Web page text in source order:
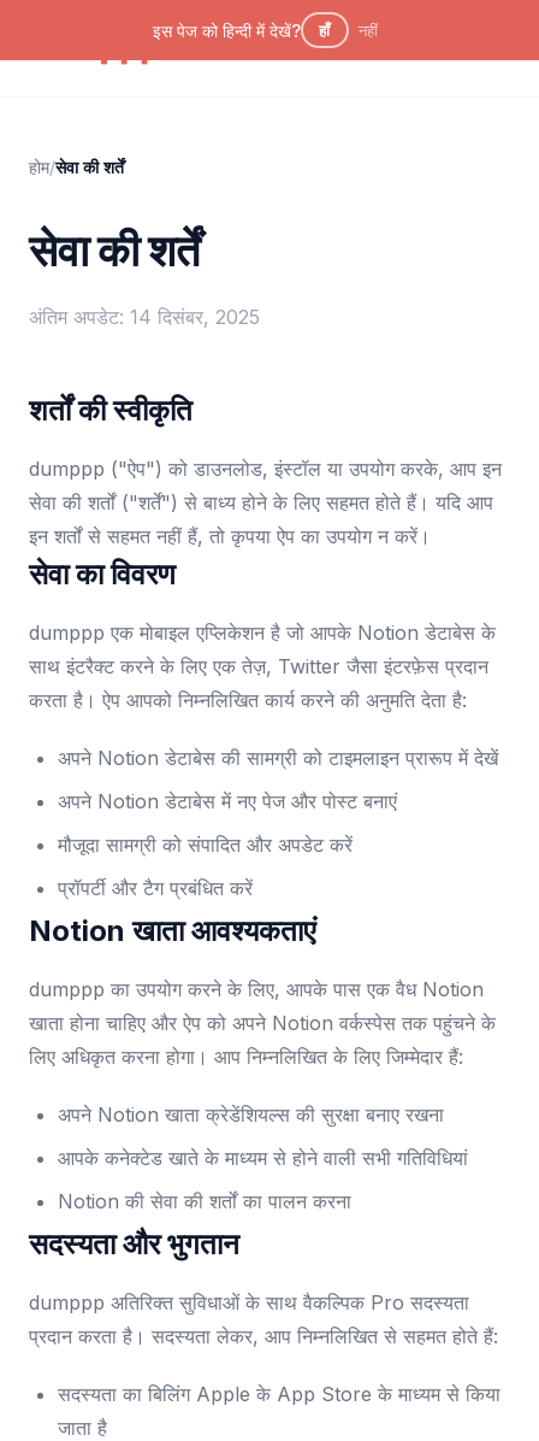
इस पेज को हिन्दी में देखें? हाँ नहीं
होम/सेवा की शर्तें
सेवा की शर्तें
अंतिम अपडेट: 14 दिसंबर, 2025
शर्तों की स्वीकृति
dumppp ("ऐप") को डाउनलोड, इंस्टॉल या उपयोग करके, आप इन
सेवा की शर्तों ("शर्तें") से बाध्य होने के लिए सहमत होते हैं। यदि आप
इन शर्तों से सहमत नहीं हैं, तो कृपया ऐप का उपयोग न करें।
सेवा का विवरण
dumppp एक मोबाइल एप्लिकेशन है जो आपके Notion डेटाबेस के
साथ इंटरैक्ट करने के लिए एक तेज़, Twitter जैसा इंटरफ़ेस प्रदान
करता है। ऐप आपको निम्नलिखित कार्य करने की अनुमति देता है:
अपने Notion डेटाबेस की सामग्री को टाइमलाइन प्रारूप में देखें
अपने Notion डेटाबेस में नए पेज और पोस्ट बनाएं
मौजूदा सामग्री को संपादित और अपडेट करें
प्रॉपर्टी और टैग प्रबंधित करें
Notion खाता आवश्यकताएं
dumppp का उपयोग करने के लिए, आपके पास एक वैध Notion
खाता होना चाहिए और ऐप को अपने Notion वर्कस्पेस तक पहुंचने के
लिए अधिकृत करना होगा। आप निम्नलिखित के लिए जिम्मेदार हैं:
अपने Notion खाता क्रेडेंशियल्स की सुरक्षा बनाए रखना
आपके कनेक्टेड खाते के माध्यम से होने वाली सभी गतिविधियां
Notion की सेवा की शर्तों का पालन करना
सदस्यता और भुगतान
dumppp अतिरिक्त सुविधाओं के साथ वैकल्पिक Pro सदस्यता
प्रदान करता है। सदस्यता लेकर, आप निम्नलिखित से सहमत होते हैं:
सदस्यता का बिलिंग Apple के App Store के माध्यम से किया
जाता है